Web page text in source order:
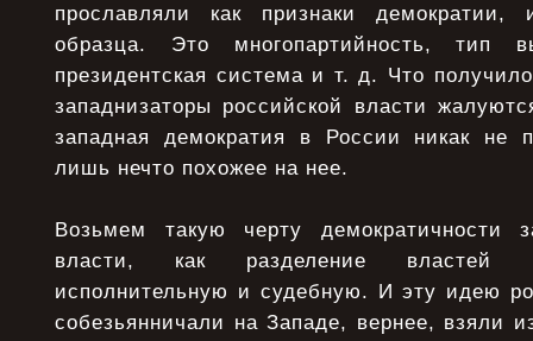
прославляли как признаки демократии,
образца. Это многопартийность, тип
президентская система и т. д. Что
западнизаторы российской власти
западная демократия в России никак не
лишь нечто похожее на нее.
Возьмем такую черту демократичности
власти, как разделение властей
исполнительную и судебную. И эту идею
собезьянничали на Западе, вернее, взяли